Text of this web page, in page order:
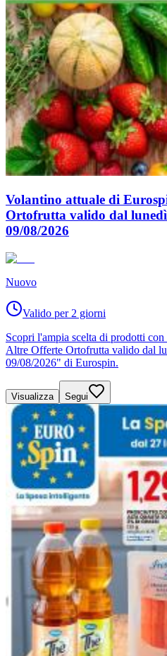
Volantino attuale di
Ortofrutta valido dal
09/08/2026
Nuovo
Valido per 2 giorni
Scopri l'ampia scelta di prodotti
Altre Offerte Ortofrutta valido dal
09/08/2026" di Eurospin.
Visualizza Segui